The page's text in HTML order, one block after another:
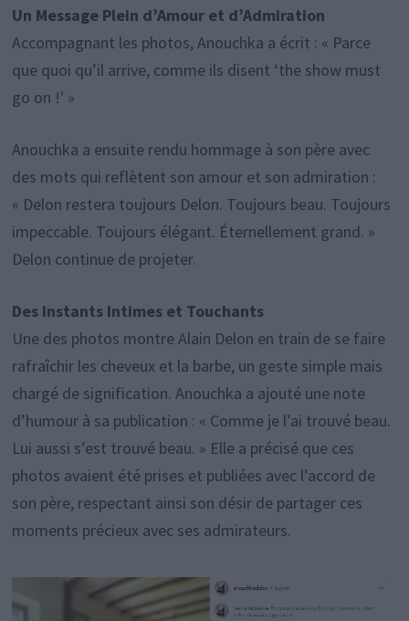
Un Message Plein d’Amour et d’Admiration
Accompagnant les photos, Anouchka a écrit : « Parce
que quoi qu’il arrive, comme ils disent ‘the show must
go on !' »
Anouchka a ensuite rendu hommage à son père avec
des mots qui reflètent son amour et son admiration :
« Delon restera toujours Delon. Toujours beau. Toujours
impeccable. Toujours élégant. Éternellement grand. »
Delon continue de projeter.
Des Instants Intimes et Touchants
Une des photos montre Alain Delon en train de se faire
rafraîchir les cheveux et la barbe, un geste simple mais
chargé de signification. Anouchka a ajouté une note
d’humour à sa publication : « Comme je l’ai trouvé beau.
Lui aussi s’est trouvé beau. » Elle a précisé que ces
photos avaient été prises et publiées avec l’accord de
son père, respectant ainsi son désir de partager ces
moments précieux avec ses admirateurs.